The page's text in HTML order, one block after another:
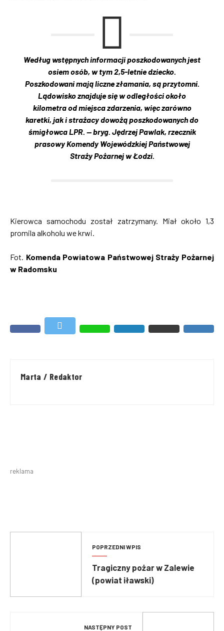
Według wstępnych informacji poszkodowanych jest
osiem osób, w tym 2,5-letnie dziecko.
Poszkodowani mają liczne złamania, są przytomni.
Lądowisko znajduje się w odległości około
kilometra od miejsca zdarzenia, więc zarówno
karetki, jak i strażacy dowożą poszkodowanych do
śmigłowca LPR. — bryg. Jędrzej Pawlak, rzecznik
prasowy Komendy Wojewódzkiej Państwowej
Straży Pożarnej w Łodzi.
Kierowca samochodu został zatrzymany. Miał około 1,3
promila alkoholu we krwi.
Fot. Komenda Powiatowa Państwowej Straży Pożarnej
w Radomsku
Marta / Redaktor
reklama
POPRZEDNI WPIS
Tragiczny pożar w Zalewie
(powiat iławski)
NASTĘPNY POST